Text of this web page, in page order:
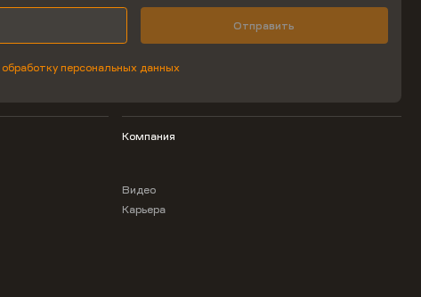
Отправить
обработку персональных данных
Компания
Видео
Карьера